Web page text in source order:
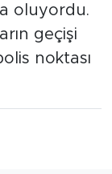
oluyordu.
geçişi
noktası